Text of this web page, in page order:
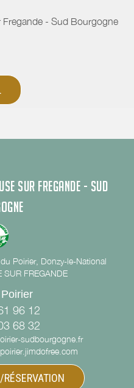
Fregande - Sud Bourgogne
SUR FREGANDE - SUD
Poirier, Donzy-le-National
FREGANDE
96 12
68 32
sudbourgogne.fr